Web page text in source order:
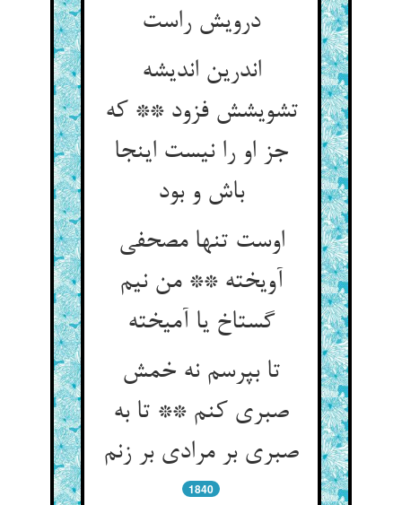
درویش راست
اندرین اندیشه
تشویشش فزود ** که
جز او را نیست اینجا
باش و بود
اوست تنها مصحفی
آویخته ** من نیم
گستاخ یا آمیخته
تا بپرسم نه خمش
صبری کنم ** تا به
صبری بر مرادی بر زنم
1840